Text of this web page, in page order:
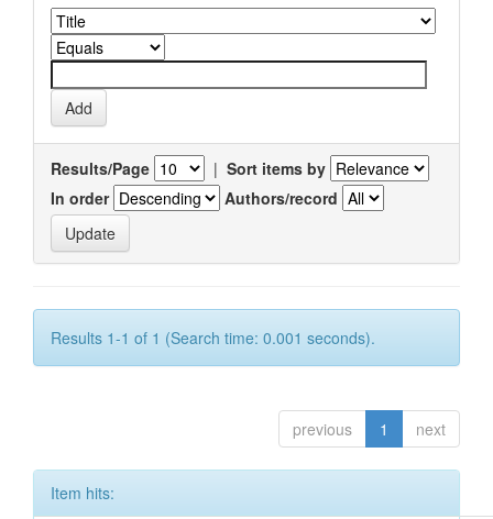
Results/Page | Sort items by
In order
Authors/record
Results 1-1 of 1 (Search time: 0.001 seconds).
previous 1 next
Item hits: